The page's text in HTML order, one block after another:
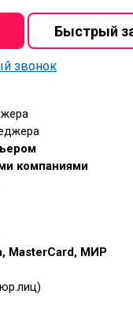
звонок
компаниями
MasterCard, МИР